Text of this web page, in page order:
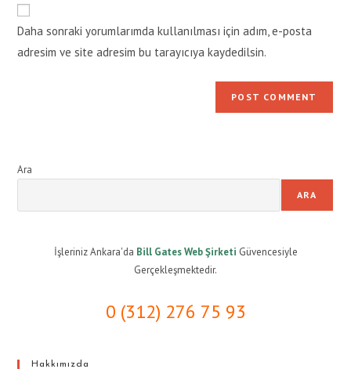
URL
(optional)
Daha sonraki yorumlarımda kullanılması için adım, e-posta
adresim ve site adresim bu tarayıcıya kaydedilsin.
Ara
ARA
İşleriniz Ankara'da Bill Gates Web Şirketi Güvencesiyle
Gerçekleşmektedir.
0 (312) 276 75 93
Hakkımızda